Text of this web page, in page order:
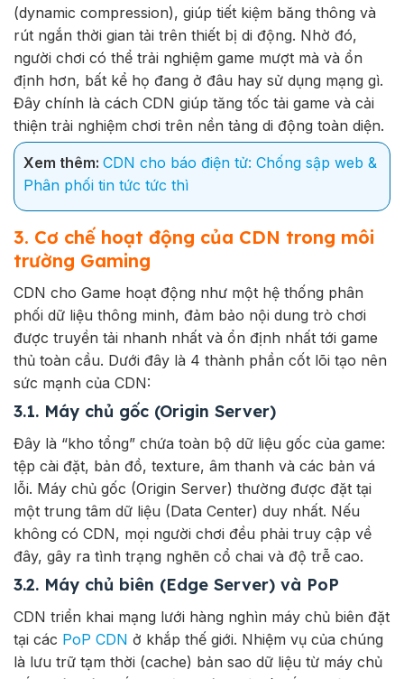
(dynamic compression), giúp tiết kiệm băng thông và
rút ngắn thời gian tải trên thiết bị di động. Nhờ đó,
người chơi có thể trải nghiệm game mượt mà và ổn
định hơn, bất kể họ đang ở đâu hay sử dụng mạng gì.
Đây chính là cách CDN giúp tăng tốc tải game và cải
thiện trải nghiệm chơi trên nền tảng di động toàn diện.
Xem thêm: CDN cho báo điện tử: Chống sập web &
Phân phối tin tức tức thì
3. Cơ chế hoạt động của CDN trong môi
trường Gaming
CDN cho Game hoạt động như một hệ thống phân
phối dữ liệu thông minh, đảm bảo nội dung trò chơi
được truyền tải nhanh nhất và ổn định nhất tới game
thủ toàn cầu. Dưới đây là 4 thành phần cốt lõi tạo nên
sức mạnh của CDN:
3.1. Máy chủ gốc (Origin Server)
Đây là “kho tổng” chứa toàn bộ dữ liệu gốc của game:
tệp cài đặt, bản đồ, texture, âm thanh và các bản vá
lỗi. Máy chủ gốc (Origin Server) thường được đặt tại
một trung tâm dữ liệu (Data Center) duy nhất. Nếu
không có CDN, mọi người chơi đều phải truy cập về
đây, gây ra tình trạng nghẽn cổ chai và độ trễ cao.
3.2. Máy chủ biên (Edge Server) và PoP
CDN triển khai mạng lưới hàng nghìn máy chủ biên đặt
tại các PoP CDN ở khắp thế giới. Nhiệm vụ của chúng
là lưu trữ tạm thời (cache) bản sao dữ liệu từ máy chủ